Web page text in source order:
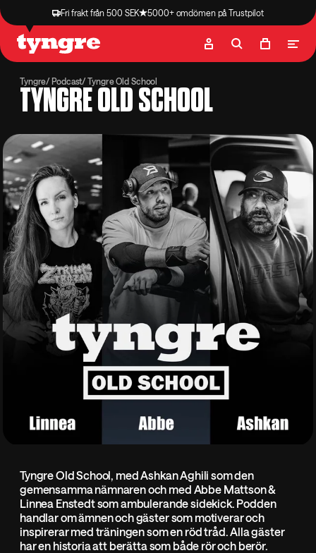
Fri frakt från 500 SEK 5000+ omdömen på Trustpilot
Butik Recept
Tyngre Podcast Tyngre Old School
TYNGRE OLD SCHOOL
Tyngre Old School, med Ashkan Aghili som den
gemensamma nämnaren och med Abbe Mattson &
Linnea Enstedt som ambulerande sidekick. Podden
handlar om ämnen och gäster som motiverar och
inspirerar med träningen som en röd tråd. Alla gäster
har en historia att berätta som både rör och berör.